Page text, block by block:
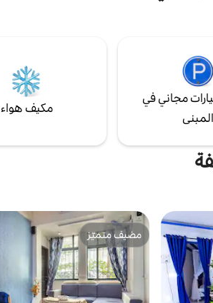
مجاني في
المبنى
مكيف هواء
مضيف متميّز
مضيف متميّز